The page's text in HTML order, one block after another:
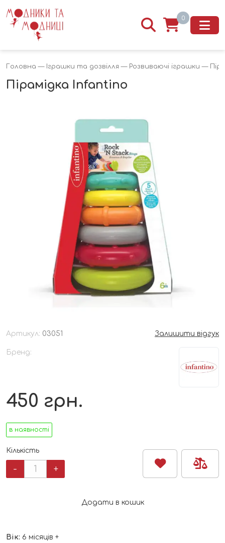
0
Головна — Іграшки та дозвілля — Розвиваючі іграшки —
Пірамідка Infantino
Артикул: 03051 Залишити відгук
Бренд:
450 грн.
в наявності
Кількість
-
Пірамідка+
Додати в кошик
Вік: 6 місяців +